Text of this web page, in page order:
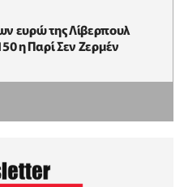
ευρώ της Λίβερπουλ
η Παρί Σεν Ζερμέν